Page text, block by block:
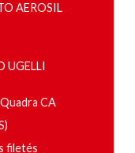
AEROSIL
UGELLI
CA
filetés